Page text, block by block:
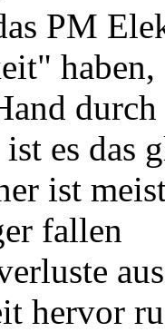
PM
durch
es das
ist
fallen
hervor